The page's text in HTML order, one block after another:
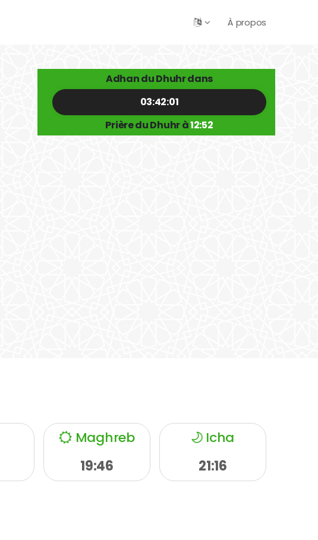
À propos
Adhan du Dhuhr dans
03:42:01
Prière du Dhuhr à12:52
Maghreb
19:46
Icha
21:16